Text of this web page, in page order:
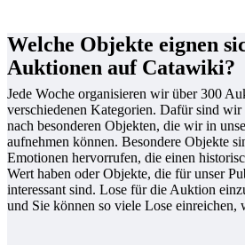
Welche Objekte eignen
Auktionen auf Catawiki?
Jede Woche organisieren wir über 300
verschiedenen Kategorien. Dafür sind wir
nach besonderen Objekten, die wir in
aufnehmen können. Besondere Objekte
Emotionen hervorrufen, die einen
Wert haben oder Objekte, die für unser
interessant sind. Lose für die Auktion
und Sie können so viele Lose einreichen,